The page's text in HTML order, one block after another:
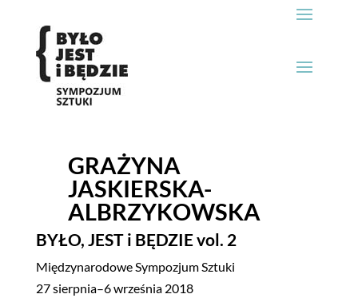
GRAŻYNA
JASKIERSKA-
ALBRZYKOWSKA
BYŁO, JEST i BĘDZIEvol. 2
Międzynarodowe Sympozjum Sztuki
27 sierpnia–6 września 2018